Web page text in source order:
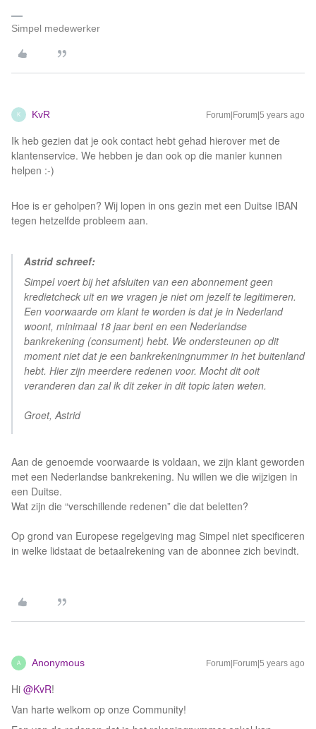
Simpel medewerker
K KvR Forum|Forum|5 years ago
Ik heb gezien dat je ook contact hebt gehad hierover met de
klantenservice. We hebben je dan ook op die manier kunnen
helpen :-)
Hoe is er geholpen? Wij lopen in ons gezin met een Duitse IBAN
tegen hetzelfde probleem aan.
Astrid schreef:
Simpel voert bij het afsluiten van een abonnement geen
kredietcheck uit en we vragen je niet om jezelf te legitimeren.
Een voorwaarde om klant te worden is dat je in Nederland
woont, minimaal 18 jaar bent en een Nederlandse
bankrekening (consument) hebt. We ondersteunen op dit
moment niet dat je een bankrekeningnummer in het buitenland
hebt. Hier zijn meerdere redenen voor. Mocht dit ooit
veranderen dan zal ik dit zeker in dit topic laten weten.
Groet, Astrid
Aan de genoemde voorwaarde is voldaan, we zijn klant geworden
met een Nederlandse bankrekening. Nu willen we die wijzigen in
een Duitse.
Wat zijn die “verschillende redenen” die dat beletten?
Op grond van Europese regelgeving mag Simpel niet specificeren
in welke lidstaat de betaalrekening van de abonnee zich bevindt.
A Anonymous Forum|Forum|5 years ago
Hi @KvR!
Van harte welkom op onze Community!